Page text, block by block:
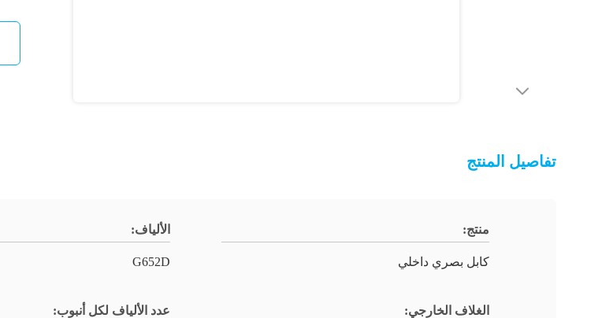
تفاصيل المنتج
منتج:
كابل بصري داخلي
الألياف:
G652D
الغلاف الخارجي: عدد الألياف لكل أنبوب: